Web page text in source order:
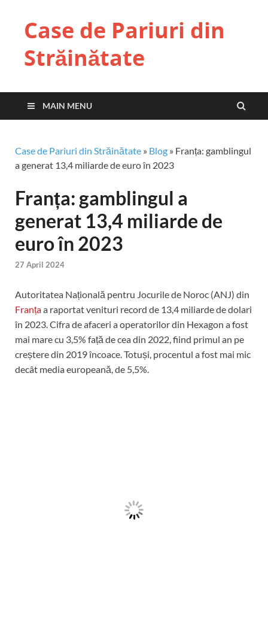
Case de Pariuri din
Străinătate
MAIN MENU
Case de Pariuri din Străinătate » Blog » Franța: gamblingul
a generat 13,4 miliarde de euro în 2023
Franța: gamblingul a
generat 13,4 miliarde de
euro în 2023
27 April 2024
Autoritatea Națională pentru Jocurile de Noroc (ANJ) din
Franțaa raportat venituri record de 13,4 miliarde de dolari
în 2023. Cifra de afaceri a operatorilor din Hexagon a fost
mai mare cu 3,5% față de cea din 2022, fiind primul an pe
creștere din 2019 încoace. Totuși, procentul a fost mai mic
decât media europeană, de 5,5%.